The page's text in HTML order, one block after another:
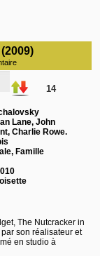
14
Lane, John
Charlie Rowe.
Famille
The Nutcracker in
son réalisateur et
en studio à